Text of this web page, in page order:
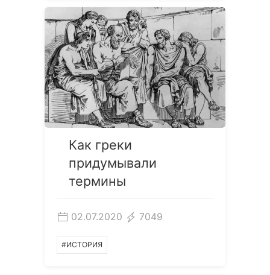
Как греки
придумывали
термины
02.07.2020 7049
#ИСТОРИЯ